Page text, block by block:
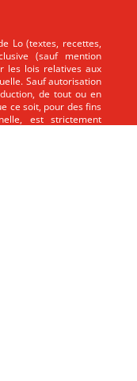
Lo (textes, recettes,
(sauf mention
les lois relatives aux
Sauf autorisation
de tout ou en
ce soit, pour des fins
est strictement